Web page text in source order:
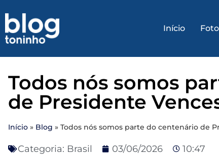
Início
Todos nós somos
de Presidente
Início » Blog » Todos nós somos parte do centenário de
Categoria: Brasil 03/06/2026 10:47